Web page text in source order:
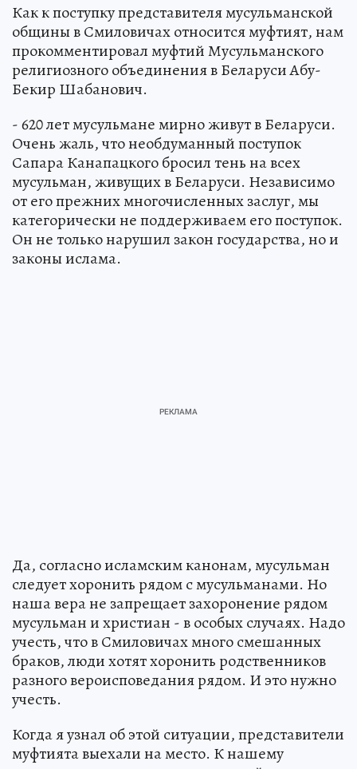
Как к поступку представителя мусульманской
общины в Смиловичах относится муфтият, нам
прокомментировал муфтий Мусульманского
религиозного объединения в Беларуси Абу-
Бекир Шабанович.
- 620 лет мусульмане мирно живут в Беларуси.
Очень жаль, что необдуманный поступок
Сапара Канапацкого бросил тень на всех
мусульман, живущих в Беларуси. Независимо
от его прежних многочисленных заслуг, мы
категорически не поддерживаем его поступок.
Он не только нарушил закон государства, но и
законы ислама.
Да, согласно исламским канонам, мусульман
следует хоронить рядом с мусульманами. Но
наша вера не запрещает захоронение рядом
мусульман и христиан - в особых случаях. Надо
учесть, что в Смиловичах много смешанных
браков, люди хотят хоронить родственников
разного вероисповедания рядом. И это нужно
учесть.
Когда я узнал об этой ситуации, представители
муфтията выехали на место. К нашему